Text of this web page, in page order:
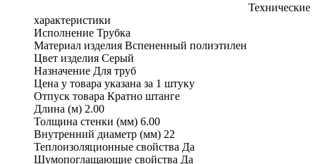
Технические
характеристики
Исполнение Трубка
Материал изделия Вспененный полиэтилен
Цвет изделия Серый
Назначение Для труб
Цена у товара указана за 1 штуку
Отпуск товара Кратно штанге
Длина (м) 2.00
Толщина стенки (мм) 6.00
Внутренний диаметр (мм) 22
Теплоизоляционные свойства Да
Шумопоглащающие свойства Да